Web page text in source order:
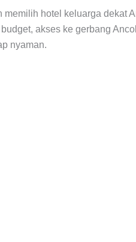
memilih hotel keluarga dekat
akses ke gerbang
nyaman.